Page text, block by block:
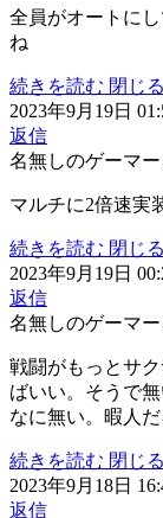
全員がオートに
ね
続きを読む 閉じる
2023年9月19日
返信
名無しのゲーマー
マルチに2倍速実
続きを読む 閉じる
2023年9月19日
返信
名無しのゲーマー
戦闘がもっとサ
ばいい。そうで
なに無い。暇人
続きを読む 閉じる
2023年9月18日
返信